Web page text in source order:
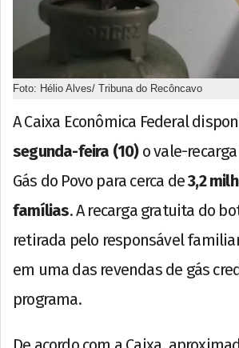
Foto: Hélio Alves/ Tribuna do Recôncavo
A Caixa Econômica Federal
segunda-feira (10)o vale-
Gás do Povo para cerca de3,2
famílias. A recarga gratuita do
retirada pelo responsável
em uma das revendas de gás
programa.